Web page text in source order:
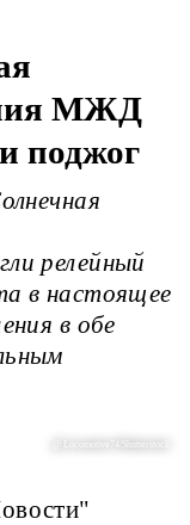
МЖД
поджог
релейный
в настоящее
в обе
@ Locomotive74/Shutterstock